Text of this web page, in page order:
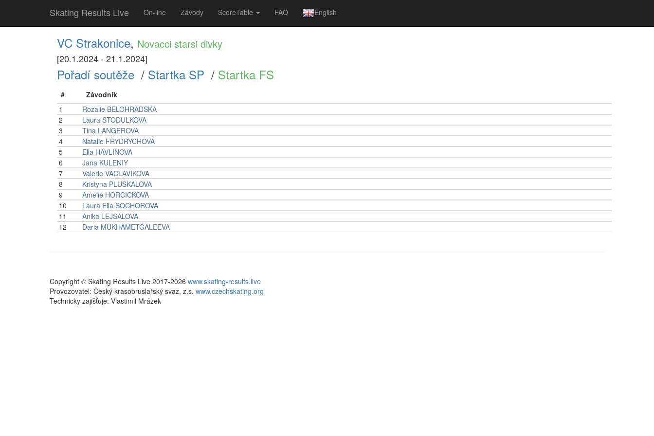
Skating Results Live On-line Závody ScoreTable FAQ English
VC Strakonice, Novacci starsi divky
[20.1.2024 - 21.1.2024]
Pořadí soutěže / Startka SP / Startka FS
#
Závodník
1
Rozalie BELOHRADSKA
2
Laura STODULKOVA
3
Tina LANGEROVA
4
Natalie FRYDRYCHOVA
5
Ella HAVLINOVA
6
Jana KULENIY
7
Valerie VACLAVIKOVA
8
Kristyna PLUSKALOVA
9
Amelie HORCICKOVA
10
Laura Ella SOCHOROVA
11
Anika LEJSALOVA
12
Daria MUKHAMETGALEEVA
Copyright © Skating Results Live 2017-2026 www.skating-results.live
Provozovatel: Český krasobruslařský svaz, z.s. www.czechskating.org
Technicky zajišťuje: Vlastimil Mrázek